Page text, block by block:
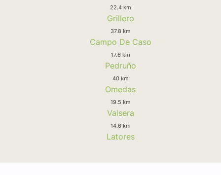
22.4 km
Grillero
37.8 km
Campo De Caso
17.6 km
Pedruño
40 km
Omedas
19.5 km
Valsera
14.6 km
Latores